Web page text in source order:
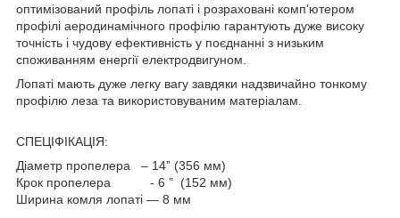
оптимізований профіль лопаті і розраховані комп'ютером
профілі аеродинамічного профілю гарантують дуже високу
точність і чудову ефективність у поєднанні з низьким
споживанням енергії електродвигуном.
Лопаті мають дуже легку вагу завдяки надзвичайно тонкому
профілю леза та використовуваним матеріалам.
СПЕЦІФІКАЦІЯ:
Діаметр пропелера – 14” (356 мм)
Крок пропелера - 6 ” (152 мм)
Ширина комля лопаті — 8 мм